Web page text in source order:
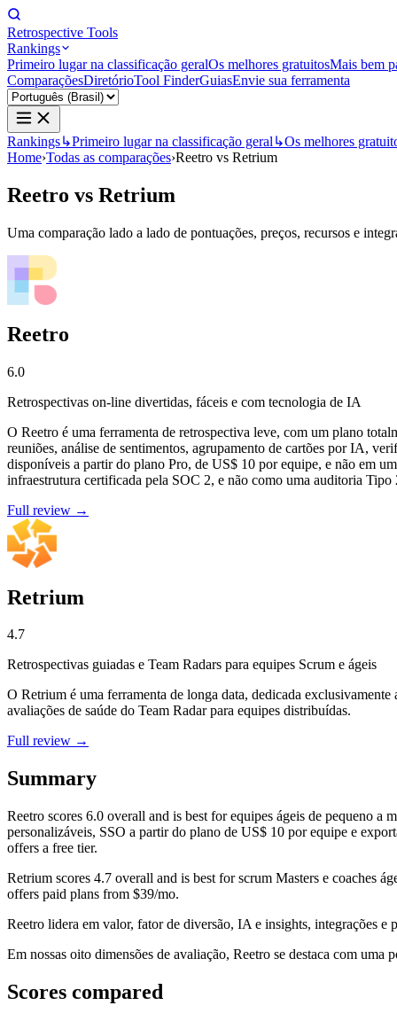
Retrospective Tools
Rankings
Primeiro lugar na classificação geralOs melhores gratuitosMais bem
ComparaçõesDiretórioTool FinderGuiasEnvie sua ferramenta
Rankings↳Primeiro lugar na classificação geral ↳Os melhores
Home›Todas as comparações›Reetro vs Retrium
Reetro vs Retrium
Uma comparação lado a lado de pontuações, preços, recursos e
Reetro
6.0
Retrospectivas on-line divertidas, fáceis e com tecnologia de IA
O Reetro é uma ferramenta de retrospectiva leve, com um plano
reuniões, análise de sentimentos, agrupamento de cartões por IA,
disponíveis a partir do plano Pro, de US$ 10 por equipe, e não em
infraestrutura certificada pela SOC 2, e não como uma auditoria
Full review →
Retrium
4.7
Retrospectivas guiadas e Team Radars para equipes Scrum e ágeis
O Retrium é uma ferramenta de longa data, dedicada
avaliações de saúde do Team Radar para equipes distribuídas.
Full review →
Summary
Reetro scores 6.0 overall and is best for equipes ágeis de pequeno a
personalizáveis, SSO a partir do plano de US$ 10 por equipe e
offers a free tier.
Retrium scores 4.7 overall and is best for scrum Masters e coaches
offers paid plans from $39/mo.
Reetro lidera em valor, fator de diversão, IA e insights, integrações
Em nossas oito dimensões de avaliação, Reetro se destaca com
Scores compared